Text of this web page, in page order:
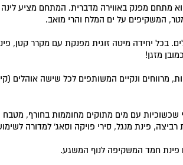
420- הוא מתחם מפנק באווירה מדברית. המתחם מציע
12 אוהלים. בכל יחידה מיטה זוגית מפנקת עם מקרר
מזגן!
מרווחים ונקיים המשותפים לכל שישה אוהלים
עם מים מתוקים מחוממות בחורף,
רביצה, פינת מנגל, סירי פויקה וסאג' למדורה
פינת חמד המשקיפה לנוף המשגע.